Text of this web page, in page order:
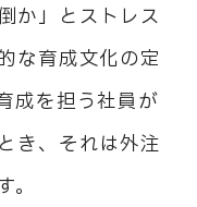
か」とストレス
な育成文化の定
成を担う社員が
き、それは外注